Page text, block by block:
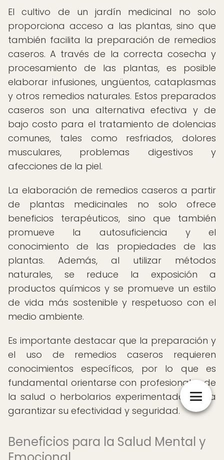
El cultivo de un jardín medicinal no solo
proporciona acceso a las plantas, sino que
también facilita la preparación de remedios
caseros. A través de la correcta cosecha y
procesamiento de las plantas, es posible
elaborar infusiones, ungüentos, cataplasmas
y otros remedios naturales. Estos preparados
caseros son una alternativa efectiva y de
bajo costo para el tratamiento de dolencias
comunes, tales como resfriados, dolores
musculares, problemas digestivos y
afecciones de la piel.
La elaboración de remedios caseros a partir
de plantas medicinales no solo ofrece
beneficios terapéuticos, sino que también
promueve la autosuficiencia y el
conocimiento de las propiedades de las
plantas. Además, al utilizar métodos
naturales, se reduce la exposición a
productos químicos y se promueve un estilo
de vida más sostenible y respetuoso con el
medio ambiente.
Es importante destacar que la preparación y
el uso de remedios caseros requieren
conocimientos específicos, por lo que es
fundamental orientarse con profesionales de
la salud o herbolarios experimentados para
garantizar su efectividad y seguridad.
Beneficios para la Salud Mental y